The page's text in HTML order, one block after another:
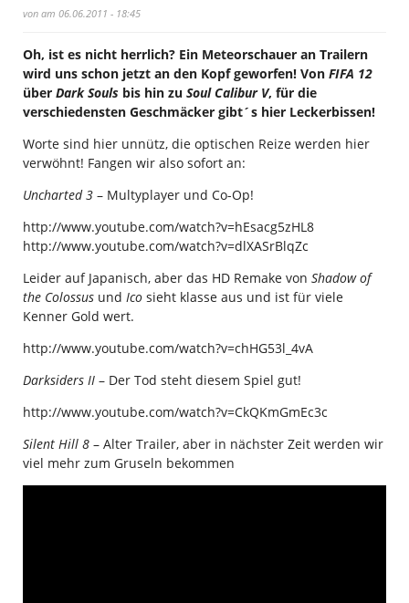
von am 06.06.2011 - 18:45
Oh, ist es nicht herrlich? Ein Meteorschauer an Trailern
wird uns schon jetzt an den Kopf geworfen! Von FIFA 12
über Dark Souls bis hin zu Soul Calibur V, für die
verschiedensten Geschmäcker gibt´s hier Leckerbissen!
Worte sind hier unnütz, die optischen Reize werden hier
verwöhnt! Fangen wir also sofort an:
Uncharted 3 – Multyplayer und Co-Op!
http://www.youtube.com/watch?v=hEsacg5zHL8
http://www.youtube.com/watch?v=dlXASrBlqZc
Leider auf Japanisch, aber das HD Remake von Shadow of
the Colossus und Ico sieht klasse aus und ist für viele
Kenner Gold wert.
http://www.youtube.com/watch?v=chHG53l_4vA
Darksiders II – Der Tod steht diesem Spiel gut!
http://www.youtube.com/watch?v=CkQKmGmEc3c
Silent Hill 8 – Alter Trailer, aber in nächster Zeit werden wir
viel mehr zum Gruseln bekommen